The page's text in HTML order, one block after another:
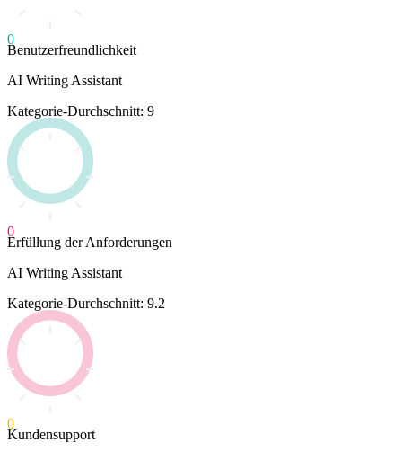
0
Benutzerfreundlichkeit
AI Writing Assistant
Kategorie-Durchschnitt: 9
0
Erfüllung der Anforderungen
AI Writing Assistant
Kategorie-Durchschnitt: 9.2
0
Kundensupport